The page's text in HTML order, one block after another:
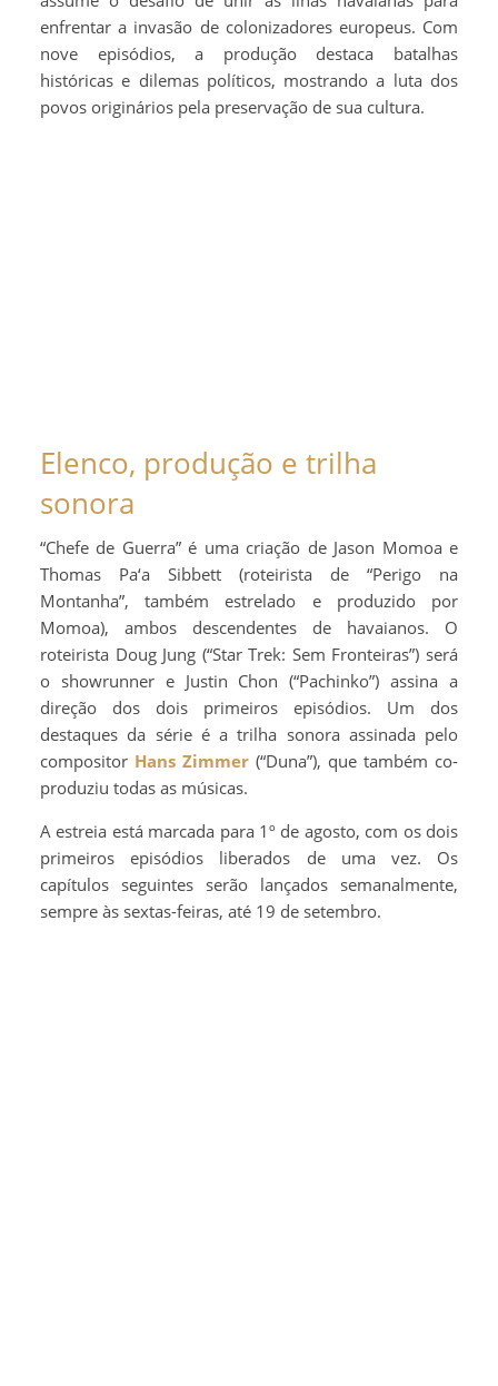
enfrentar a invasão de colonizadores europeus. Com
nove episódios, a produção destaca batalhas
históricas e dilemas políticos, mostrando a luta dos
povos originários pela preservação de sua cultura.
Elenco, produção e trilha
sonora
“Chefe de Guerra” é uma criação de Jason Momoa e
Thomas Pa‘a Sibbett (roteirista de “Perigo na
Montanha”, também estrelado e produzido por
Momoa), ambos descendentes de havaianos. O
roteirista Doug Jung (“Star Trek: Sem Fronteiras”) será
o showrunner e Justin Chon (“Pachinko”) assina a
direção dos dois primeiros episódios. Um dos
destaques da série é a trilha sonora assinada pelo
compositor Hans Zimmer (“Duna”), que também co-
produziu todas as músicas.
A estreia está marcada para 1º de agosto, com os dois
primeiros episódios liberados de uma vez. Os
capítulos seguintes serão lançados semanalmente,
sempre às sextas-feiras, até 19 de setembro.